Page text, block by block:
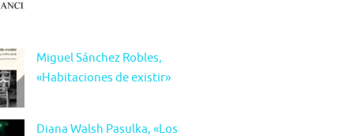
Miguel Sánchez Robles,
«Habitaciones de existir»
Diana Walsh Pasulka, «Los